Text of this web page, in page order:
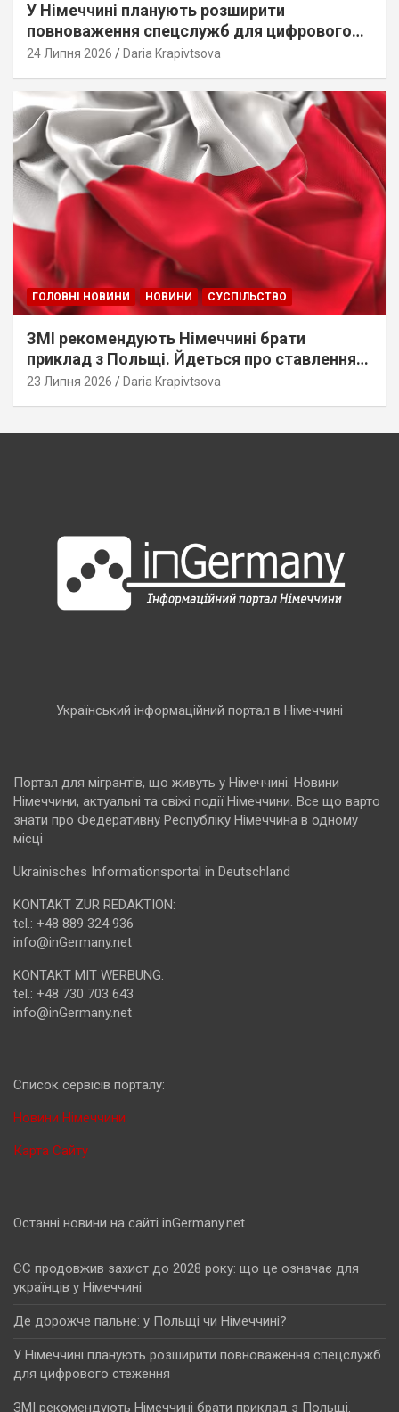
У Німеччині планують розширити
повноваження спецслужб для цифрового
стеження
24 Липня 2026 Daria Krapivtsova
ГОЛОВНІ НОВИНИ НОВИНИ СУСПІЛЬСТВО
ЗМІ рекомендують Німеччині брати
приклад з Польщі. Йдеться про ставлення
до українців
23 Липня 2026 Daria Krapivtsova
Український інформаційний портал в Німеччині
Портал для мігрантів, що живуть у Німеччині. Новини
Німеччини, актуальні та свіжі події Німеччини. Все що варто
знати про Федеративну Республіку Німеччина в одному
місці
Ukrainisches Informationsportal in Deutschland
KONTAKT ZUR REDAKTION:
tel.: +48 889 324 936
info@inGermany.net
KONTAKT MIT WERBUNG:
tel.: +48 730 703 643
info@inGermany.net
Cписок сервісів порталу:
Новини Німеччини
Карта Сайту
Останні новини на сайті inGermany.net
ЄС продовжив захист до 2028 року: що це означає для
українців у Німеччині
Де дорожче пальне: у Польщі чи Німеччині?
У Німеччині планують розширити повноваження спецслужб
для цифрового стеження
ЗМІ рекомендують Німеччині брати приклад з Польщі.